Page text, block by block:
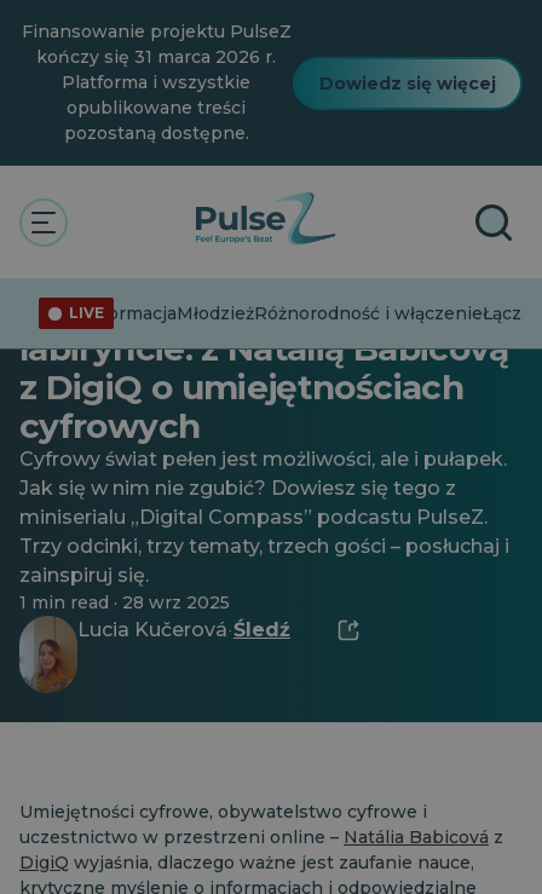
głównej
Finansowanie projektu PulseZ
kończy się 31 marca 2026 r.
Platforma i wszystkie
opublikowane treści
pozostaną dostępne.
Dowiedz się więcej
LIVE
DezinformacjaMłodzieżRóżnorodność i włączenie
Łącząc kropki Młodzież Technologia
Cyfrowy kompas PulseZ 03 //
Nawigacja po cyfrowym
labiryncie: z Natálią Babicovą
z DigiQ o umiejętnościach
cyfrowych
Cyfrowy świat pełen jest możliwości, ale i pułapek.
Jak się w nim nie zgubić? Dowiesz się tego z
miniserialu „Digital Compass” podcastu PulseZ.
Trzy odcinki, trzy tematy, trzech gości – posłuchaj i
zainspiruj się.
1 min read · 28 wrz 2025
Lucia Kučerová·Śledź
Umiejętności cyfrowe, obywatelstwo cyfrowe i
uczestnictwo w przestrzeni online – Natália Babicová z
DigiQ wyjaśnia, dlaczego ważne jest zaufanie nauce,
krytyczne myślenie o informacjach i odpowiedzialne